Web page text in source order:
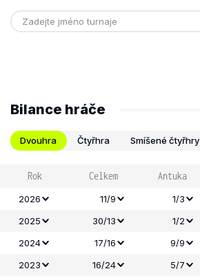
Bilance hráče
Dvouhra Čtyřhra Smíšené čtyřhry
Rok Celkem Antuka
2026 11/9 1/3
2025
30/13 1/2
2024
17/16 9/9
2023
16/24 5/7